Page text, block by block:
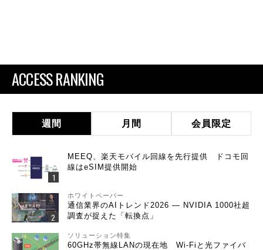
ACCESS RANKING
週間 月間 会員限定
MEEQ、楽天モバイル回線を先行提供 ドコモ回
線はeSIM提供開始
ホワイトペーパー
通信業界のAIトレンド2026 ― NVIDIA 1000社超
調査が捉えた「転換点」
ソリューション特集
60GHz帯無線LANの現在地 Wi-Fiと光ファイバ